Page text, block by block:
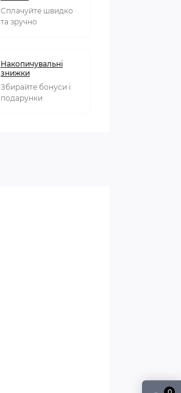
Сплачуйте швидко
та зручно
Накопичувальні
знижки
Збирайте бонуси і
подарунки